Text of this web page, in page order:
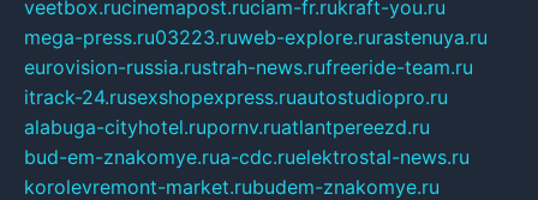
veetbox.rucinemapost.ruciam-fr.rukraft-you.ru
mega-press.ru03223.ruweb-explore.rurastenuya.ru
eurovision-russia.rustrah-news.rufreeride-team.ru
itrack-24.rusexshopexpress.ruautostudiopro.ru
alabuga-cityhotel.rupornv.ruatlantpereezd.ru
bud-em-znakomye.rua-cdc.ruelektrostal-news.ru
korolevremont-market.rubudem-znakomye.ru